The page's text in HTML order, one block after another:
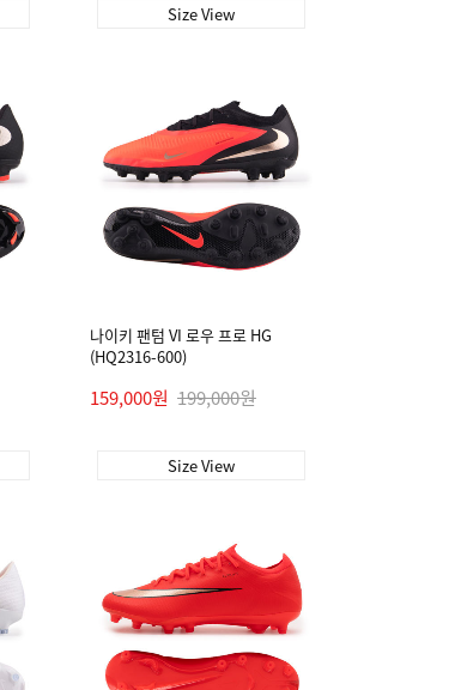
Size View
나이키 팬텀 VI 로우 프로 HG
(HQ2316-600)
159,000원 199,000원
Size View